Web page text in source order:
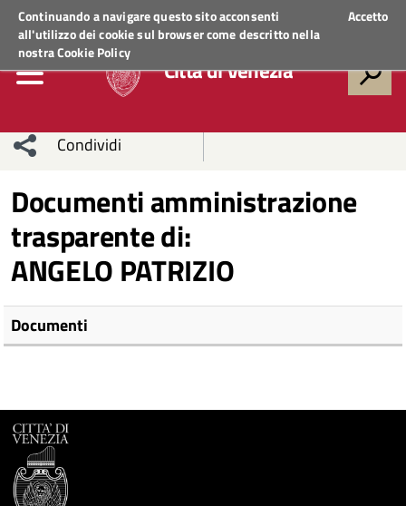
Continuando a navigare questo sito acconsenti
all'utilizzo dei cookie sul browser come descritto nella
nostraCookie Policy
Accetto
Regione VenetoACCEDI AI SERVIZI
Città di Venezia
Condividi
sui social
network
Condividi
Condividi
Facebook
Condividi
su
Twitter
Condividi
su
Condividi
Whatsapp
Documenti amministrazione
trasparente di:
ANGELO PATRIZIO
Documenti